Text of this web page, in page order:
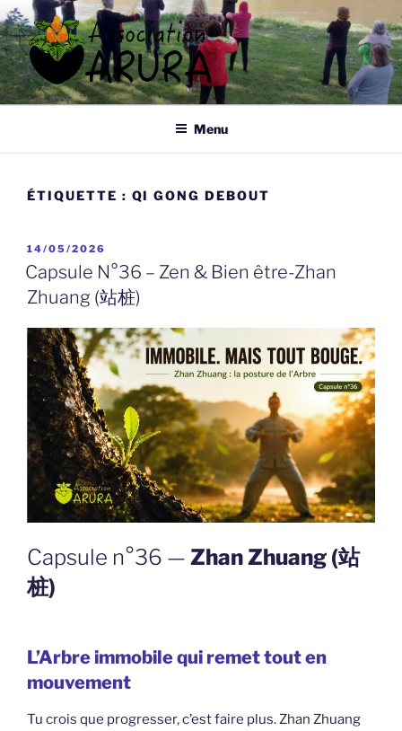
Aller
au
contenu
principal
ARURA
Qi Gong à Tours
Menu
ÉTIQUETTE : QI GONG DEBOUT
PUBLIÉ
LE
14/05/2026
Capsule N°36 – Zen & Bien être-Zhan
Zhuang (站桩)
Capsule n°36 — Zhan Zhuang (站
桩)
L’Arbre immobile qui remet tout en
mouvement
Tu crois que progresser, c’est faire plus. Zhan Zhuang